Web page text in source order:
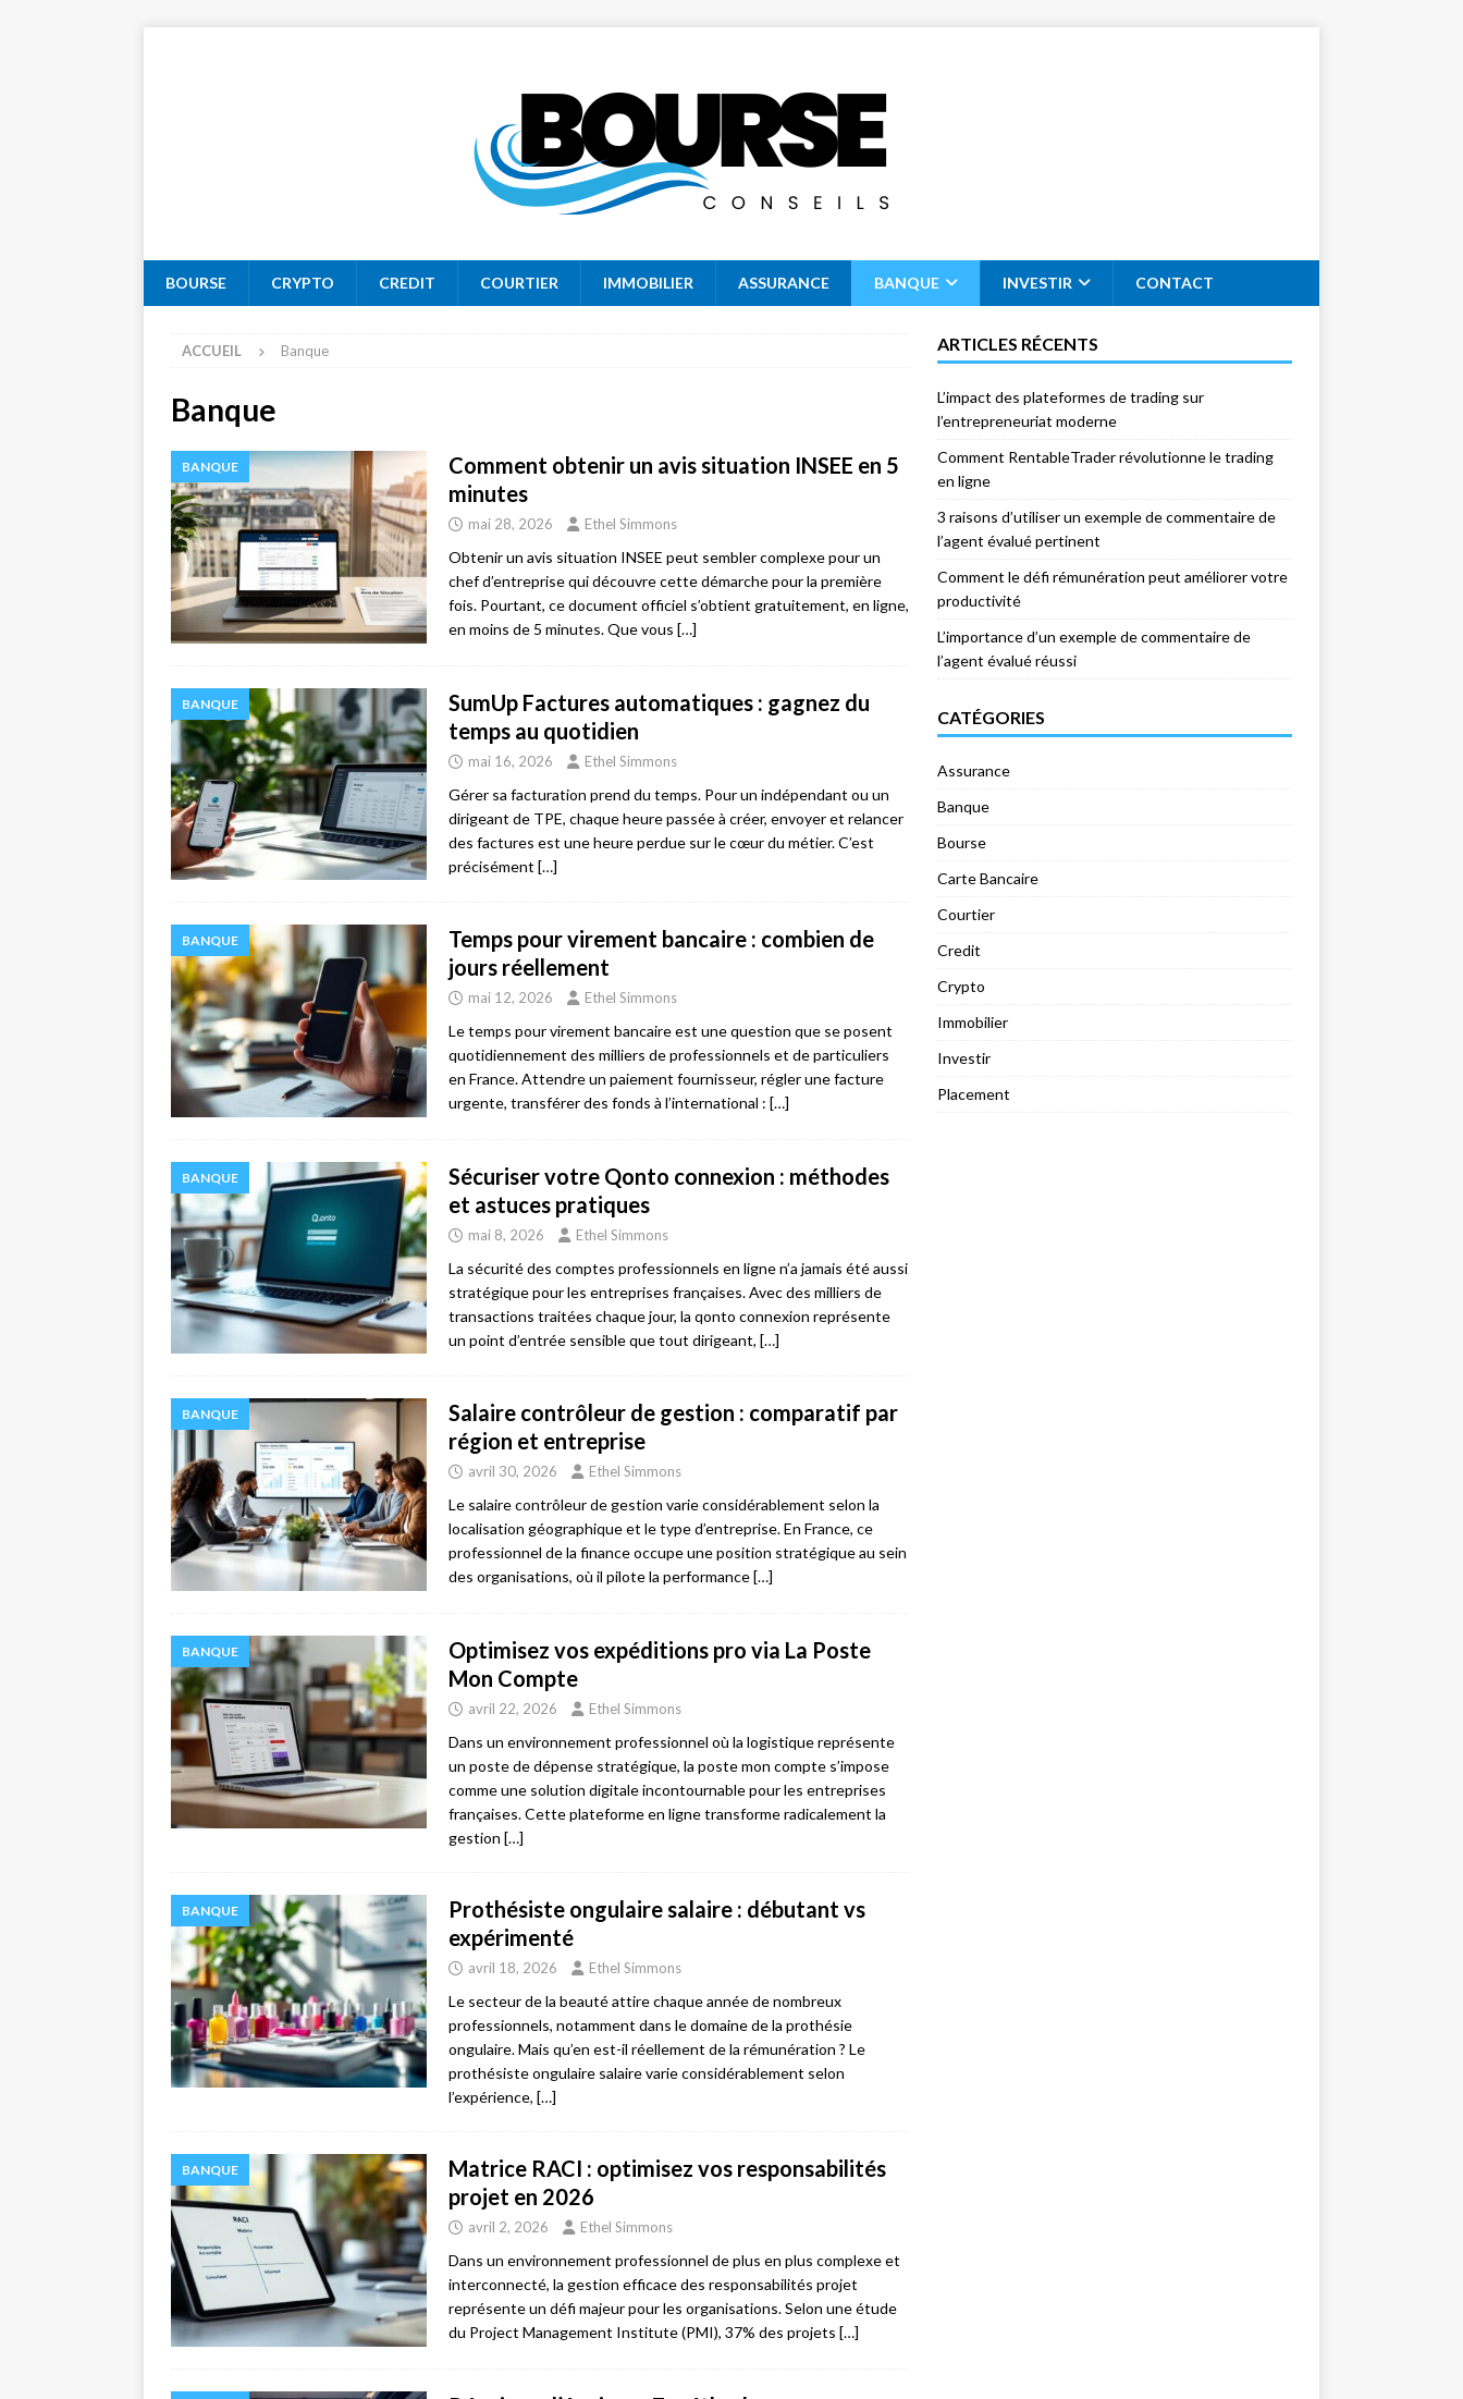
BOURSE CRYPTO CREDIT COURTIER IMMOBILIER ASSURANCE BANQUE INVESTIR CONTACT
ACCUEIL Banque
Banque
BANQUE
Comment obtenir un avis situation INSEE en 5
minutes
mai 28, 2026 Ethel Simmons
Obtenir un avis situation INSEE peut sembler complexe pour un
chef d’entreprise qui découvre cette démarche pour la première
fois. Pourtant, ce document officiel s’obtient gratuitement, en ligne,
en moins de 5 minutes. Que vous […]
BANQUE
SumUp Factures automatiques : gagnez du
temps au quotidien
mai 16, 2026 Ethel Simmons
Gérer sa facturation prend du temps. Pour un indépendant ou un
dirigeant de TPE, chaque heure passée à créer, envoyer et relancer
des factures est une heure perdue sur le cœur du métier. C’est
précisément […]
BANQUE
Temps pour virement bancaire : combien de
jours réellement
mai 12, 2026 Ethel Simmons
Le temps pour virement bancaire est une question que se posent
quotidiennement des milliers de professionnels et de particuliers
en France. Attendre un paiement fournisseur, régler une facture
urgente, transférer des fonds à l’international : […]
BANQUE
Sécuriser votre Qonto connexion : méthodes
et astuces pratiques
mai 8, 2026 Ethel Simmons
La sécurité des comptes professionnels en ligne n’a jamais été aussi
stratégique pour les entreprises françaises. Avec des milliers de
transactions traitées chaque jour, la qonto connexion représente
un point d’entrée sensible que tout dirigeant, […]
BANQUE
Salaire contrôleur de gestion : comparatif par
région et entreprise
avril 30, 2026 Ethel Simmons
Le salaire contrôleur de gestion varie considérablement selon la
localisation géographique et le type d’entreprise. En France, ce
professionnel de la finance occupe une position stratégique au sein
des organisations, où il pilote la performance[…]
BANQUE
Optimisez vos expéditions pro via La Poste
Mon Compte
avril 22, 2026 Ethel Simmons
Dans un environnement professionnel où la logistique représente
un poste de dépense stratégique, la poste mon compte s’impose
comme une solution digitale incontournable pour les entreprises
françaises. Cette plateforme en ligne transforme radicalement la
gestion […]
BANQUE
Prothésiste ongulaire salaire : débutant vs
expérimenté
avril 18, 2026 Ethel Simmons
Le secteur de la beauté attire chaque année de nombreux
professionnels, notamment dans le domaine de la prothésie
ongulaire. Mais qu’en est-il réellement de la rémunération ? Le
prothésiste ongulaire salaire varie considérablement selon
l’expérience, […]
BANQUE
Matrice RACI : optimisez vos responsabilités
projet en 2026
avril 2, 2026 Ethel Simmons
Dans un environnement professionnel de plus en plus complexe et
interconnecté, la gestion efficace des responsabilités projet
représente un défi majeur pour les organisations. Selon une étude
du Project Management Institute (PMI), 37% des projets […]
ARTICLES RÉCENTS
L’impact des plateformes de trading sur
l’entrepreneuriat moderne
Comment RentableTrader révolutionne le trading
en ligne
3 raisons d’utiliser un exemple de commentaire de
l’agent évalué pertinent
Comment le défi rémunération peut améliorer votre
productivité
L’importance d’un exemple de commentaire de
l’agent évalué réussi
CATÉGORIES
Assurance
Banque
Bourse
Carte Bancaire
Courtier
Credit
Crypto
Immobilier
Investir
Placement